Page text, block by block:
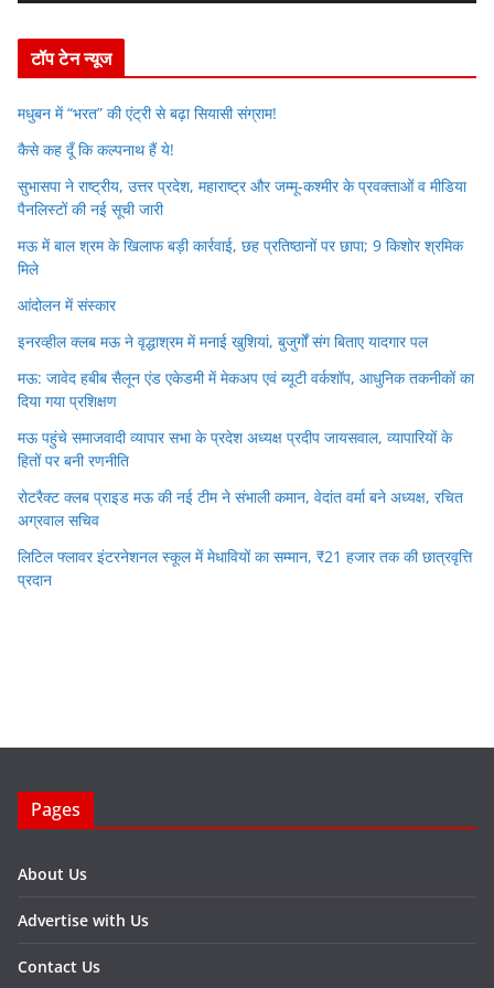
e
r
टॉप टेन न्यूज
मधुबन में “भरत” की एंट्री से बढ़ा सियासी संग्राम!
कैसे कह दूँ कि कल्पनाथ हैं ये!
सुभासपा ने राष्ट्रीय, उत्तर प्रदेश, महाराष्ट्र और जम्मू-कश्मीर के प्रवक्ताओं व मीडिया
पैनलिस्टों की नई सूची जारी
मऊ में बाल श्रम के खिलाफ बड़ी कार्रवाई, छह प्रतिष्ठानों पर छापा; 9 किशोर श्रमिक
मिले
आंदोलन में संस्कार
इनरव्हील क्लब मऊ ने वृद्धाश्रम में मनाई खुशियां, बुजुर्गों संग बिताए यादगार पल
मऊ: जावेद हबीब सैलून एंड एकेडमी में मेकअप एवं ब्यूटी वर्कशॉप, आधुनिक तकनीकों का
दिया गया प्रशिक्षण
मऊ पहुंचे समाजवादी व्यापार सभा के प्रदेश अध्यक्ष प्रदीप जायसवाल, व्यापारियों के
हितों पर बनी रणनीति
रोटरैक्ट क्लब प्राइड मऊ की नई टीम ने संभाली कमान, वेदांत वर्मा बने अध्यक्ष, रचित
अग्रवाल सचिव
लिटिल फ्लावर इंटरनेशनल स्कूल में मेधावियों का सम्मान, ₹21 हजार तक की छात्रवृत्ति
प्रदान
Pages
About Us
Advertise with Us
Contact Us